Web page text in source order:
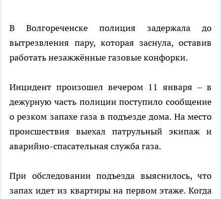
В Волгореченске полиция задержала до
вытрезвления пару, которая заснула, оставив
работать незажжённые газовые конфорки.
Инцидент произошел вечером 11 января – в
дежурную часть полиции поступило сообщение
о резком запахе газа в подъезде дома. На место
происшествия выехал патрульный экипаж и
аварийно-спасательная служба газа.
При обследовании подъезда выяснилось, что
запах идет из квартиры на первом этаже. Когда